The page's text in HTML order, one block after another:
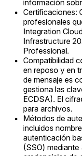
información
Certificaciones:
profesionales
Integration
Infrastructure
Professional.
Compatibilidad
en reposo y en
de mensaje es
gestiona las
ECDSA). El
para archivos.
Métodos de
incluidos
autenticación
(SSO)